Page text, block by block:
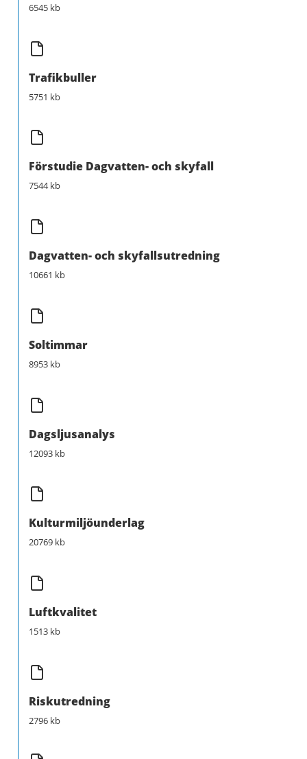
6545 kb
Trafikbuller
5751 kb
Förstudie Dagvatten- och skyfall
7544 kb
Dagvatten- och skyfallsutredning
10661 kb
Soltimmar
8953 kb
Dagsljusanalys
12093 kb
Kulturmiljöunderlag
20769 kb
Luftkvalitet
1513 kb
Riskutredning
2796 kb